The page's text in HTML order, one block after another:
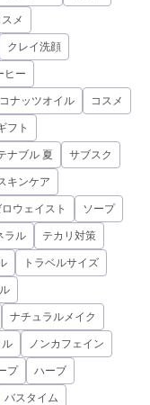
メ
クレイ洗顔
ヒー
ナッツオイル コスメ
フト
ナブル 夏 サブスク
キンケア
ウェイスト ソープ
ラル テカリ対策
トラベルサイズ
ナチュラルメイク
ル ノンカフェイン
プ ハーブ
バスタイム